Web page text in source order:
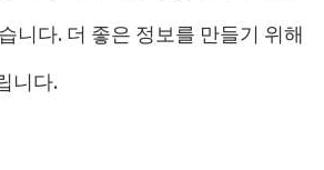
니다. 더 좋은 정보를 만들기 위해
니다.